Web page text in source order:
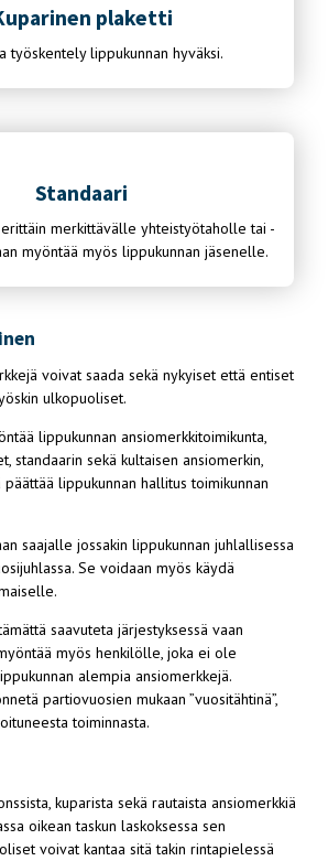
plaketti
työskentely lippukunnan hyväksi.
Standaari
merkittävälle yhteistyötaholle tai -
myöntää myös lippukunnan jäsenelle.
voivat saada sekä nykyiset että entiset
ulkopuoliset.
lippukunnan ansiomerkkitoimikunta,
standaarin sekä kultaisen ansiomerkin,
lippukunnan hallitus toimikunnan
saajalle jossakin lippukunnan juhlallisessa
Se voidaan myös käydä
saavuteta järjestyksessä vaan
myös henkilölle, joka ei ole
alempia ansiomerkkejä.
partiovuosien mukaan ”vuositähtinä”,
toiminnasta.
kuparista sekä rautaista ansiomerkkiä
oikean taskun laskoksessa sen
voivat kantaa sitä takin rintapielessä